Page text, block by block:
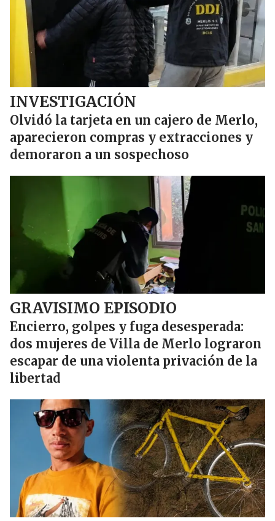
INVESTIGACIÓN
Olvidó la tarjeta en un cajero de Merlo,
aparecieron compras y extracciones y
demoraron a un sospechoso
GRAVISIMO EPISODIO
Encierro, golpes y fuga desesperada:
dos mujeres de Villa de Merlo lograron
escapar de una violenta privación de la
libertad